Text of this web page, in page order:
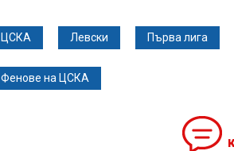
ЦСКА Левски Първа лига
Фенове на ЦСКА